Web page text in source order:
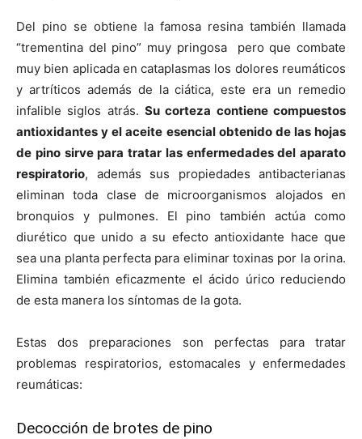
Del pino se obtiene la famosa resina también llamada
“trementina del pino” muy pringosa pero que combate
muy bien aplicada en cataplasmas los dolores reumáticos
y artríticos además de la ciática, este era un remedio
infalible siglos atrás. Su corteza contiene compuestos
antioxidantes y el aceite esencial obtenido de las hojas
de pino sirve para tratar las enfermedades del aparato
respiratorio, además sus propiedades antibacterianas
eliminan toda clase de microorganismos alojados en
bronquios y pulmones. El pino también actúa como
diurético que unido a su efecto antioxidante hace que
sea una planta perfecta para eliminar toxinas por la orina.
Elimina también eficazmente el ácido úrico reduciendo
de esta manera los síntomas de la gota.
Estas dos preparaciones son perfectas para tratar
problemas respiratorios, estomacales y enfermedades
reumáticas:
Decocción de brotes de pino